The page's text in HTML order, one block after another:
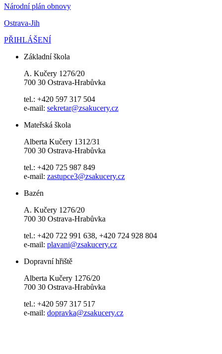
Národní plán obnovy
Ostrava-Jih
PŘIHLÁŠENÍ
Základní škola
A. Kučery 1276/20
700 30 Ostrava-Hrabůvka
tel.: +420 597 317 504
e-mail: sekretar@zsakucery.cz
Mateřská škola
Alberta Kučery 1312/31
700 30 Ostrava-Hrabůvka
tel.: +420 725 987 849
e-mail: zastupce3@zsakucery.cz
Bazén
A. Kučery 1276/20
700 30 Ostrava-Hrabůvka
tel.: +420 722 991 638, +420 724 928 804
e-mail: plavani@zsakucery.cz
Dopravní hřiště
Alberta Kučery 1276/20
700 30 Ostrava-Hrabůvka
tel.: +420 597 317 517
e-mail: dopravka@zsakucery.cz